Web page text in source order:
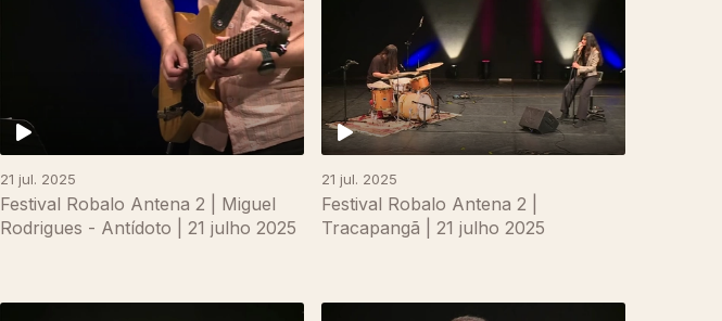
21 jul. 2025
Festival Robalo Antena 2 | Miguel
Rodrigues - Antídoto | 21 julho 2025
21 jul. 2025
Festival Robalo Antena 2 |
Tracapangã | 21 julho 2025